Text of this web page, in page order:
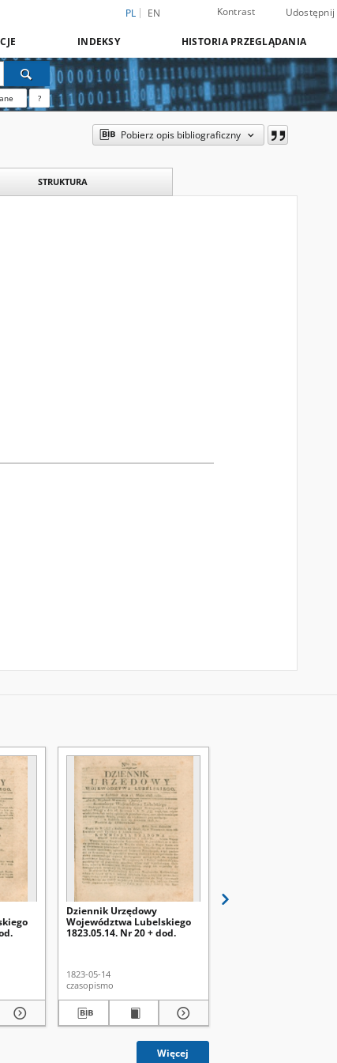
PL EN Kontrast Udostępnij
INDEKSY HISTORIA PRZEGLĄDANIA
?
Pobierz opis bibliograficzny
STRUKTURA
Dziennik Urzędowy
Województwa Lubelskiego
1823.05.14. Nr 20 + dod.
1823-05-14
czasopismo
Więcej